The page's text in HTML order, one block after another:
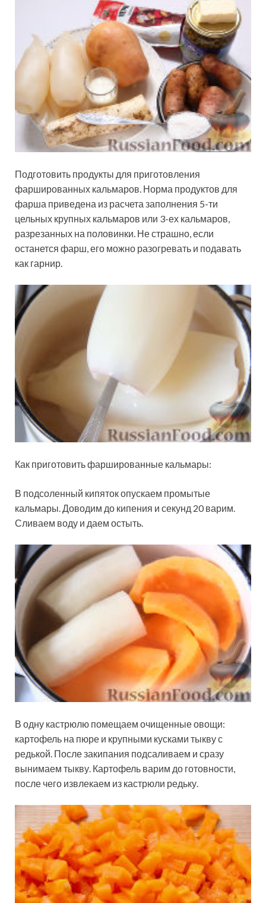
Подготовить продукты для приготовления
фаршированных кальмаров. Норма продуктов для
фарша приведена из расчета заполнения 5-ти
цельных крупных кальмаров или 3-ех кальмаров,
разрезанных на половинки. Не страшно, если
останется фарш, его можно разогревать и подавать
как гарнир.
Как приготовить фаршированные кальмары:
В подсоленный кипяток опускаем промытые
кальмары. Доводим до кипения и секунд 20 варим.
Сливаем воду и даем остыть.
В одну кастрюлю помещаем очищенные овощи:
картофель на пюре и крупными кусками тыкву с
редькой. После закипания подсаливаем и сразу
вынимаем тыкву. Картофель варим до готовности,
после чего извлекаем из кастрюли редьку.